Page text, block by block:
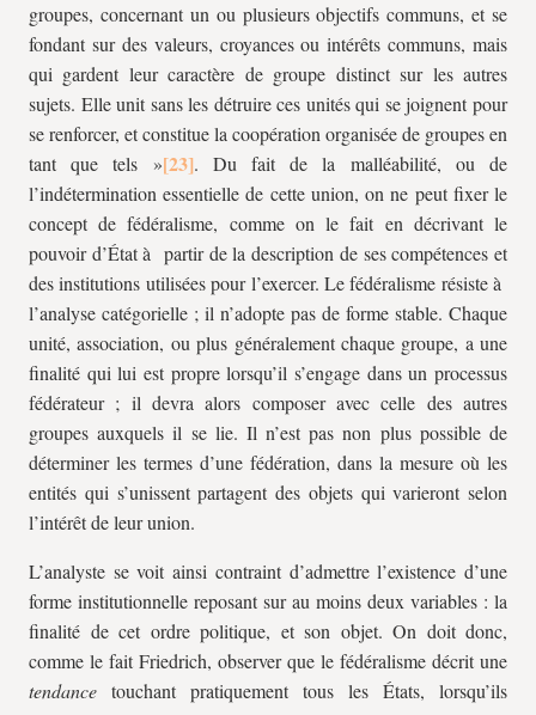
groupes, concernant un ou plusieurs objectifs communs, et se
fondant sur des valeurs, croyances ou intérêts communs, mais
qui gardent leur caractère de groupe distinct sur les autres
sujets. Elle unit sans les détruire ces unités qui se joignent pour
se renforcer, et constitue la coopération organisée de groupes en
tant que tels »
. Du fait de la malléabilité, ou de
l’indétermination essentielle de cette union, on ne peut fixer le
concept de fédéralisme, comme on le fait en décrivant le
pouvoir d’État à partir de la description de ses compétences et
des institutions utilisées pour l’exercer. Le fédéralisme résiste à
l’analyse catégorielle ; il n’adopte pas de forme stable. Chaque
unité, association, ou plus généralement chaque groupe, a une
finalité qui lui est propre lorsqu’il s’engage dans un processus
fédérateur ; il devra alors composer avec celle des autres
groupes auxquels il se lie. Il n’est pas non plus possible de
déterminer les termes d’une fédération, dans la mesure où les
entités qui s’unissent partagent des objets qui varieront selon
l’intérêt de leur union.
L’analyste se voit ainsi contraint d’admettre l’existence d’une
forme institutionnelle reposant sur au moins deux variables : la
finalité de cet ordre politique, et son objet. On doit donc,
comme le fait Friedrich, observer que le fédéralisme décrit une
tendance touchant pratiquement tous les États, lorsqu’ils